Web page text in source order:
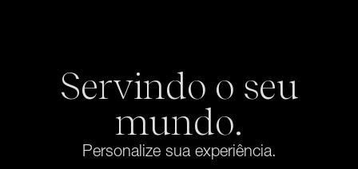
de Gestão de Tesouraria, entre em contato com seu
Especialista em Gestão de Tesouraria ou envie um e-
mail para TM@banescousa.com.
Servindo o seu
mundo.
Personalize sua experiência.